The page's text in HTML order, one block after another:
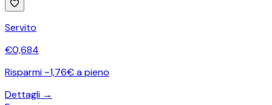
Servito
€0,684
Risparmi ~1,76€ a pieno
Dettagli →